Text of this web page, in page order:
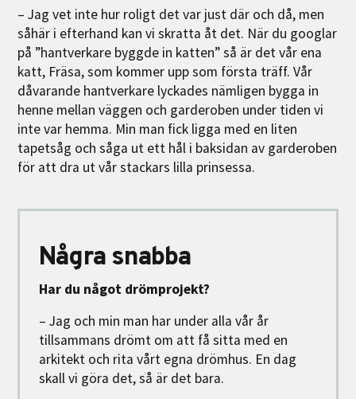
– Jag vet inte hur roligt det var just där och då, men
såhär i efterhand kan vi skratta åt det. När du googlar
på ”hantverkare byggde in katten” så är det vår ena
katt, Fräsa, som kommer upp som första träff. Vår
dåvarande hantverkare lyckades nämligen bygga in
henne mellan väggen och garderoben under tiden vi
inte var hemma. Min man fick ligga med en liten
tapetsåg och såga ut ett hål i baksidan av garderoben
för att dra ut vår stackars lilla prinsessa.
Några snabba
Har du något drömprojekt?
– Jag och min man har under alla vår år
tillsammans drömt om att få sitta med en
arkitekt och rita vårt egna drömhus. En dag
skall vi göra det, så är det bara.